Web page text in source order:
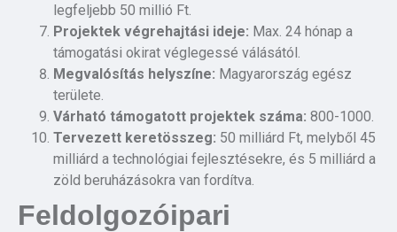
legfeljebb 50 millió Ft.
Projektek végrehajtási ideje: Max. 24 hónap a
támogatási okirat véglegessé válásától.
Megvalósítás helyszíne: Magyarország egész
területe.
Várható támogatott projektek száma: 800-1000.
Tervezett keretösszeg: 50 milliárd Ft, melyből 45
milliárd a technológiai fejlesztésekre, és 5 milliárd a
zöld beruházásokra van fordítva.
Feldolgozóipari